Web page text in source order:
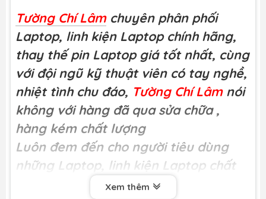
Tường Chí Lâm chuyên phân phối
Laptop, linh kiện Laptop chính hãng,
thay thế pin Laptop giá tốt nhất, cùng
với đội ngũ kỹ thuật viên có tay nghề,
nhiệt tình chu đáo, Tường Chí Lâm nói
không với hàng đã qua sửa chữa ,
hàng kém chất lượng
Luôn đem đến cho người tiêu dùng
những Laptop, linh kiện Laptop chất
Xem thêm